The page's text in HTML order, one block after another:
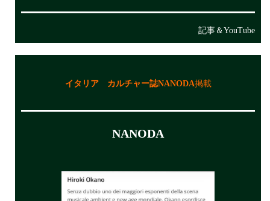
記事＆YouTube
イタリア カルチャー誌NANODA掲載
NANODA